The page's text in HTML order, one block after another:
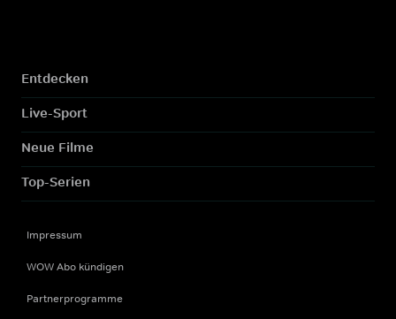
Entdecken
Live-Sport
Neue Filme
Top-Serien
Impressum
WOW Abo kündigen
Partnerprogramme